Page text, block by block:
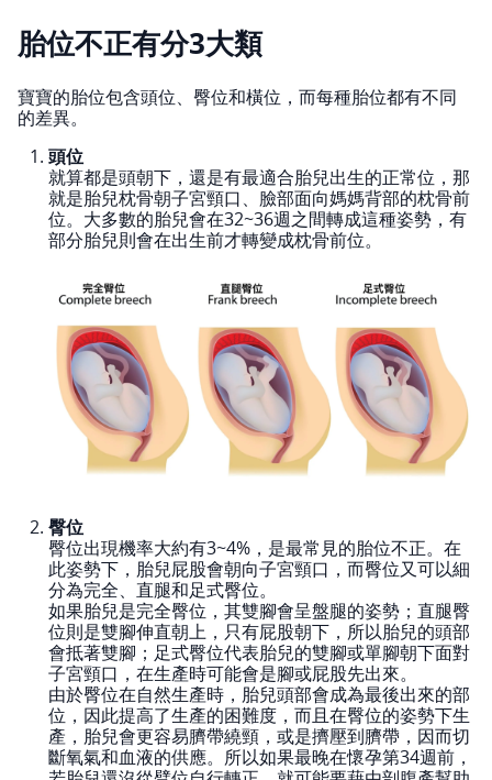
胎位不正有分3大類
寶寶的胎位包含頭位、臀位和橫位，而每種胎位都有不同
的差異。
頭位
就算都是頭朝下，還是有最適合胎兒出生的正常位，那
就是胎兒枕骨朝子宮頸口、臉部面向媽媽背部的枕骨前
位。大多數的胎兒會在32~36週之間轉成這種姿勢，有
部分胎兒則會在出生前才轉變成枕骨前位。
臀位
臀位出現機率大約有3~4%，是最常見的胎位不正。在
此姿勢下，胎兒屁股會朝向子宮頸口，而臀位又可以細
分為完全、直腿和足式臀位。
如果胎兒是完全臀位，其雙腳會呈盤腿的姿勢；直腿臀
位則是雙腳伸直朝上，只有屁股朝下，所以胎兒的頭部
會抵著雙腳；足式臀位代表胎兒的雙腳或單腳朝下面對
子宮頸口，在生產時可能會是腳或屁股先出來。
由於臀位在自然生產時，胎兒頭部會成為最後出來的部
位，因此提高了生產的困難度，而且在臀位的姿勢下生
產，胎兒會更容易臍帶繞頸，或是擠壓到臍帶，因而切
斷氧氣和血液的供應。所以如果最晚在懷孕第34週前，